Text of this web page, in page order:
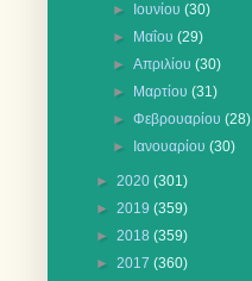
►
Ιουνίου(30)
►
Μαΐου(29)
►Απριλίου(30)
►
Μαρτίου(31)
►Φεβρουαρίου(28)
►
Ιανουαρίου(30)
► 2020 (301)
► 2019 (359)
► 2018 (359)
► 2017 (360)